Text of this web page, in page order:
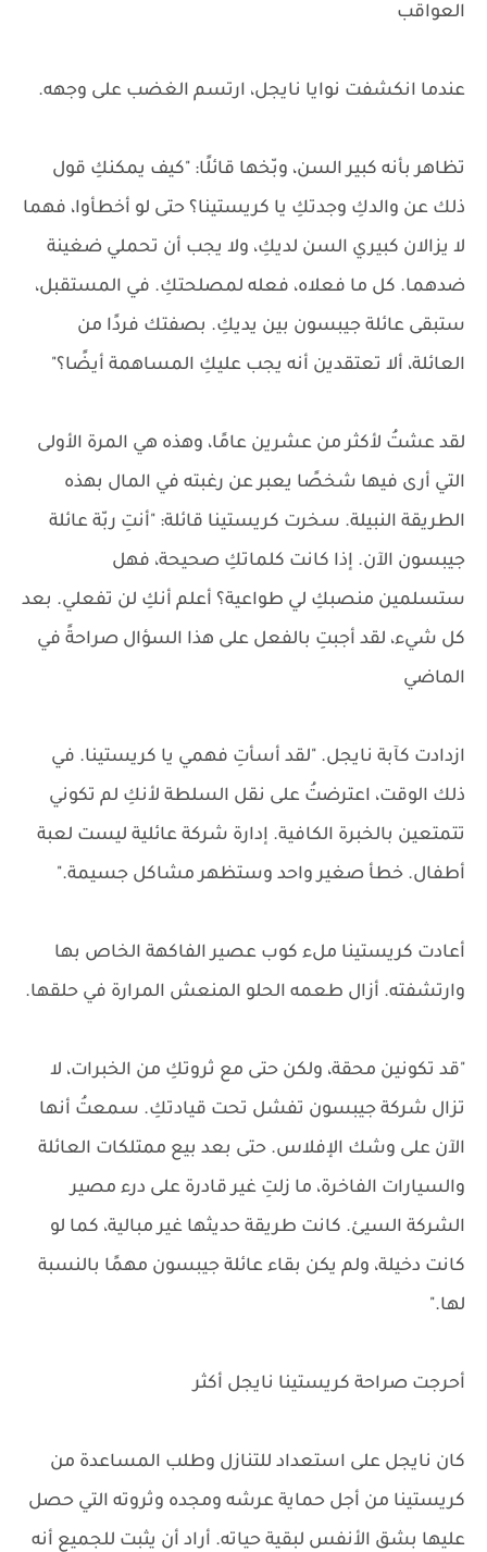
العواقب
عندما انكشفت نوايا نايجل، ارتسم الغضب على وجهه.
تظاهر بأنه كبير السن، وبّخها قائلًا: "كيف يمكنكِ قول
ذلك عن والدكِ وجدتكِ يا كريستينا؟ حتى لو أخطأوا، فهما
لا يزالان كبيري السن لديكِ، ولا يجب أن تحملي ضغينة
ضدهما. كل ما فعلاه، فعله لمصلحتكِ. في المستقبل،
ستبقى عائلة جيبسون بين يديكِ. بصفتك فردًا من
العائلة، ألا تعتقدين أنه يجب عليكِ المساهمة أيضًا؟"
لقد عشتُ لأكثر من عشرين عامًا، وهذه هي المرة الأولى
التي أرى فيها شخصًا يعبر عن رغبته في المال بهذه
الطريقة النبيلة. سخرت كريستينا قائلة: "أنتِ ربّة عائلة
جيبسون الآن. إذا كانت كلماتكِ صحيحة، فهل
ستسلمين منصبكِ لي طواعية؟ أعلم أنكِ لن تفعلي. بعد
كل شيء، لقد أجبتِ بالفعل على هذا السؤال صراحةً في
الماضي
ازدادت كآبة نايجل. "لقد أسأتِ فهمي يا كريستينا. في
ذلك الوقت، اعترضتُ على نقل السلطة لأنكِ لم تكوني
تتمتعين بالخبرة الكافية. إدارة شركة عائلية ليست لعبة
أطفال. خطأ صغير واحد وستظهر مشاكل جسيمة."
أعادت كريستينا ملء كوب عصير الفاكهة الخاص بها
وارتشفته. أزال طعمه الحلو المنعش المرارة في حلقها.
"قد تكونين محقة، ولكن حتى مع ثروتكِ من الخبرات، لا
تزال شركة جيبسون تفشل تحت قيادتكِ. سمعتُ أنها
الآن على وشك الإفلاس. حتى بعد بيع ممتلكات العائلة
والسيارات الفاخرة، ما زلتِ غير قادرة على درء مصير
الشركة السيئ. كانت طريقة حديثها غير مبالية، كما لو
كانت دخيلة، ولم يكن بقاء عائلة جيبسون مهمًا بالنسبة
لها."
أحرجت صراحة كريستينا نايجل أكثر
كان نايجل على استعداد للتنازل وطلب المساعدة من
كريستينا من أجل حماية عرشه ومجده وثروته التي حصل
عليها بشق الأنفس لبقية حياته. أراد أن يثبت للجميع أنه